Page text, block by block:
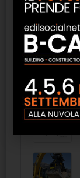
Prodotti